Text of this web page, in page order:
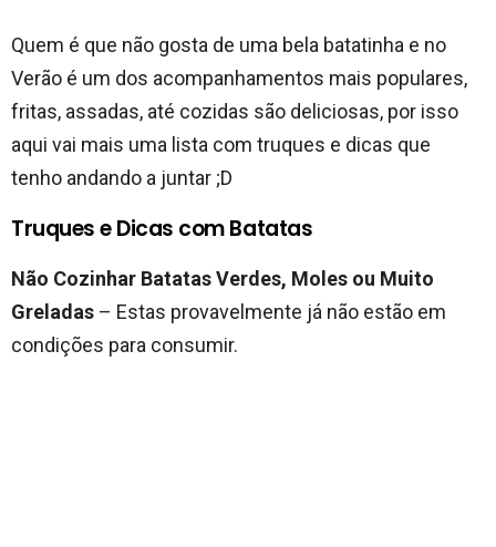
Quem é que não gosta de uma bela batatinha e no
Verão é um dos acompanhamentos mais populares,
fritas, assadas, até cozidas são deliciosas, por isso
aqui vai mais uma lista com truques e dicas que
tenho andando a juntar ;D
Truques e Dicas com Batatas
Não Cozinhar Batatas Verdes, Moles ou Muito
Greladas – Estas provavelmente já não estão em
condições para consumir.